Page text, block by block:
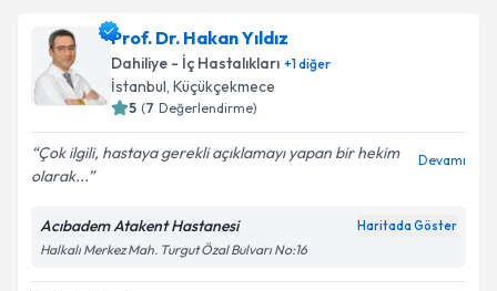
Prof. Dr. Hakan Yıldız
Dahiliye - İç Hastalıkları +1diğer
İstanbul, Küçükçekmece
5 (7 Değerlendirme)
Çok ilgili, hastaya gerekli açıklamayı yapan bir hekim
olarak...
Devamı
Acıbadem Atakent Hastanesi Haritada Göster
Halkalı Merkez Mah. Turgut Özal Bulvarı No:16